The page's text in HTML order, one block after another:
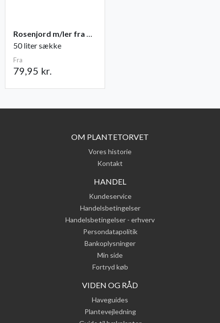
Rosenjord m/ler fra Champost
50 liter sække
Fra
79,95 kr.
OM PLANTETORVET
Vores historie
Kontakt
HANDEL
Kundeservice
Handelsbetingelser
Handelsbetingelser - erhverv
Persondatapolitik
Bankoplysninger
Min side
Fortryd køb
VIDEN OG RÅD
Haveguides
Plantevejledning